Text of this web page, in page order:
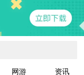
网游 资讯